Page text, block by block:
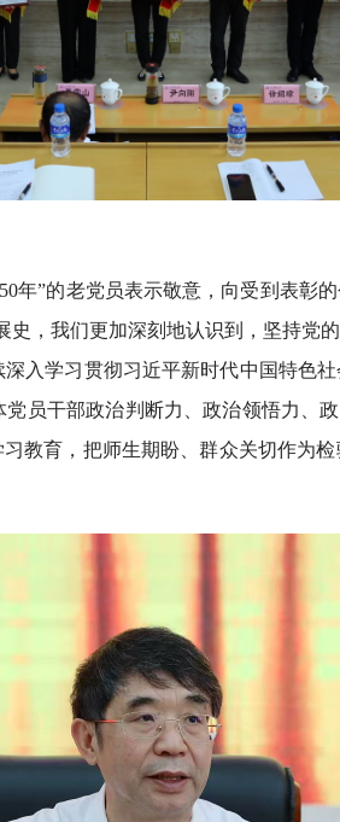
年”的老党员表示敬意，向受到表彰
，我们更加深刻地认识到，坚持党
入学习贯彻习近平新时代中国特色
员干部政治判断力、政治领悟力、
教育，把师生期盼、群众关切作为